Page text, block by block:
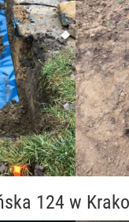
124 w